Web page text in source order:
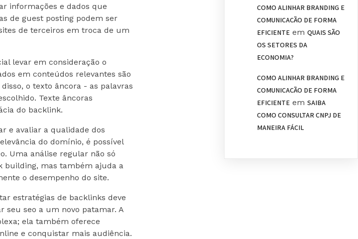
informações e dados que
de guest posting podem ser
de terceiros em troca de um
levar em consideração o
em conteúdos relevantes são
o texto âncora - as palavras
Texte âncoras
do backlink.
e avaliar a qualidade dos
do domínio, é possível
Uma análise regular não só
building, mas também ajuda a
o desempenho do site.
estratégias de backlinks deve
seu seo a um novo patamar. A
ela também oferece
e conquistar mais audiência.
COMO ALINHAR BRANDING E
COMUNICAÇÃO DE FORMA
EFICIENTE emQUAIS SÃO
OS SETORES DA
ECONOMIA?
COMO ALINHAR BRANDING E
COMUNICAÇÃO DE FORMA
EFICIENTE emSAIBA
COMO CONSULTAR CNPJ DE
MANEIRA FÁCIL